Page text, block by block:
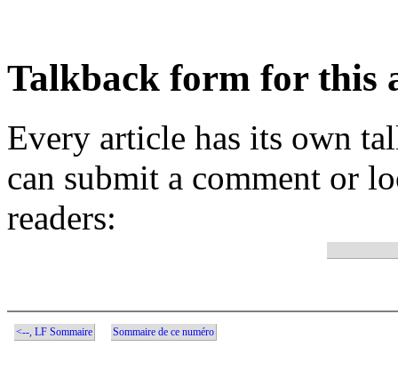
Talkback form for this
Every article has its own
can submit a comment or
readers:
<--, LF Sommaire Sommaire de ce numéro